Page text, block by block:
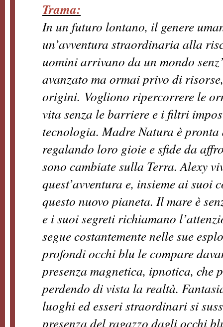
Trama:
In un futuro lontano, il genere
un’avventura straordinaria alla
uomini arrivano da un mondo
avanzato ma ormai privo di
origini. Vogliono ripercorrere le
vita senza le barriere e i filtri
tecnologia. Madre Natura è
regalando loro gioie e sfide da
sono cambiate sulla Terra. Alexy
quest’avven­tura e, insieme ai suoi
questo nuovo pianeta. Il mare è
e i suoi segreti richiamano
segue costantemen­te nelle sue
profondi occhi blu le compare
presenza ma­gnetica, ipnotica,
perdendo di vista la realtà.
luoghi ed esseri straor­dinari si
presenza del ra­gazzo dagli occhi